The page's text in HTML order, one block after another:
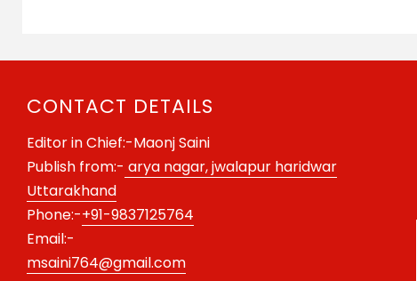
CONTACT DETAILS
Editor in Chief:-Maonj Saini
Publish from:- arya nagar, jwalapur haridwar
Uttarakhand
Phone:-+91-9837125764
Email:-
msaini764@gmail.com